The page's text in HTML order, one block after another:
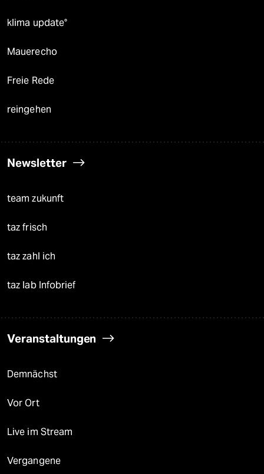
klima update°
Mauerecho
Freie Rede
reingehen
Newsletter
team zukunft
taz frisch
taz zahl ich
taz lab Infobrief
Veranstaltungen
Demnächst
Vor Ort
Live im Stream
Vergangene